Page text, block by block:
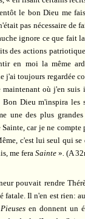
le bon Dieu me
pas nécessaire de
ignore ce que fait
des actions
en moi la même
toujours regardée
maintenant où j'en suis
Bon Dieu m'inspira les
une des plus
car je ne compte
c'est lui seul qui
me fera Sainte » (A
pouvait rendre
fatale. Il n'en est rien:
en donnent un